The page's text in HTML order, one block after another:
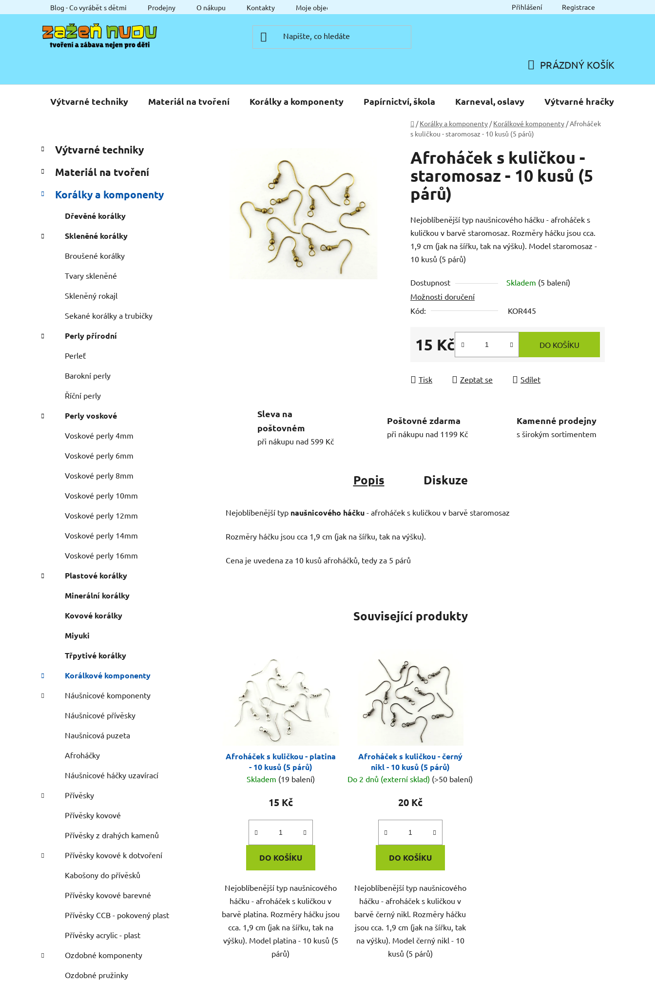
na
Blog - Co vyrábět s dětmi Prodejny O nákupu Kontakty Moje objednávka Přihlášení Registrace
KOŠÍK
PRÁZDNÝ KOŠÍK
Výtvarné techniky Materiál na tvoření Korálky a komponenty Papírnictví, škola Karneval, oslavy Výtvarné hračky
Domů
/ Korálky a komponenty / Korálkové komponenty /Afroháček
s kuličkou - staromosaz - 10 kusů (5 párů)
P
o
s
r
n
Přeskočit
kategorie
a
e
o
Výtvarné techniky
Materiál na tvoření
Korálky a komponenty
Dřevěné korálky
Skleněné korálky
Broušené korálky
Tvary skleněné
Skleněný rokajl
Sekané korálky a trubičky
Perly přírodní
Perleť
Barokní perly
Říční perly
Perly voskové
Voskové perly 4mm
Voskové perly 6mm
Voskové perly 8mm
Voskové perly 10mm
Voskové perly 12mm
Voskové perly 14mm
Voskové perly 16mm
Plastové korálky
Minerální korálky
Kovové korálky
Miyuki
Třpytivé korálky
Korálkové komponenty
Náušnicové komponenty
Náušnicové přívěsky
Naušnicová puzeta
Afroháčky
Náušnicové háčky uzavírací
Přívěsky
Přívěsky kovové
Přívěsky z drahých kamenů
Přívěsky kovové k dotvoření
Kabošony do přívěsků
Přívěsky kovové barevné
Přívěsky CCB - pokovený plast
Přívěsky acrylic - plast
Ozdobné komponenty
Ozdobné pružinky
Afroháček s kuličkou -
staromosaz - 10 kusů (5
párů)
Nejoblíbenější typ naušnicového háčku - afroháček s
kuličkou v barvě staromosaz. Rozměry háčku jsou cca.
1,9 cm (jak na šířku, tak na výšku). Model staromosaz -
10 kusů (5 párů)
Dostupnost Skladem (5 balení)
Možnosti doručení
Kód:
KOR445
15 Kč
Měrná cena:
DO KOŠÍKU
Tisk Zeptat se Sdílet
Sleva na
poštovném
při nákupu nad 599 Kč
Poštovné zdarma
při nákupu nad 1199 Kč
Kamenné prodejny
s širokým sortimentem
Popis Diskuze
Nejoblíbenější typ naušnicového háčku - afroháček s kuličkou v barvě staromosaz
Rozměry háčku jsou cca 1,9 cm (jak na šířku, tak na výšku).
Cena je uvedena za 10 kusů afroháčků, tedy za 5 párů
Související produkty
Afroháček s kuličkou - platina
- 10 kusů (5 párů)
Skladem (19 balení)
15 Kč
DO KOŠÍKU
Nejoblíbenější typ naušnicového
háčku - afroháček s kuličkou v
barvě platina. Rozměry háčku jsou
cca. 1,9 cm (jak na šířku, tak na
výšku). Model platina - 10 kusů (5
párů)
Afroháček s kuličkou - černý
nikl - 10 kusů (5 párů)
Do 2 dnů (externí sklad) (>50 balení)
20 Kč
DO KOŠÍKU
Nejoblíbenější typ naušnicového
háčku - afroháček s kuličkou v
barvě černý nikl. Rozměry háčku
jsou cca. 1,9 cm (jak na šířku, tak
na výšku). Model černý nikl - 10
kusů (5 párů)